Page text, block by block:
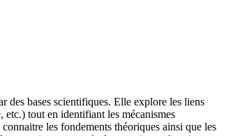
des bases scientifiques. Elle explore les liens
tout en identifiant les mécanismes
les fondements théoriques ainsi que les